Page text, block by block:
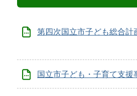
第四次国立市子ども総合計
国立市子ども・子育て支援